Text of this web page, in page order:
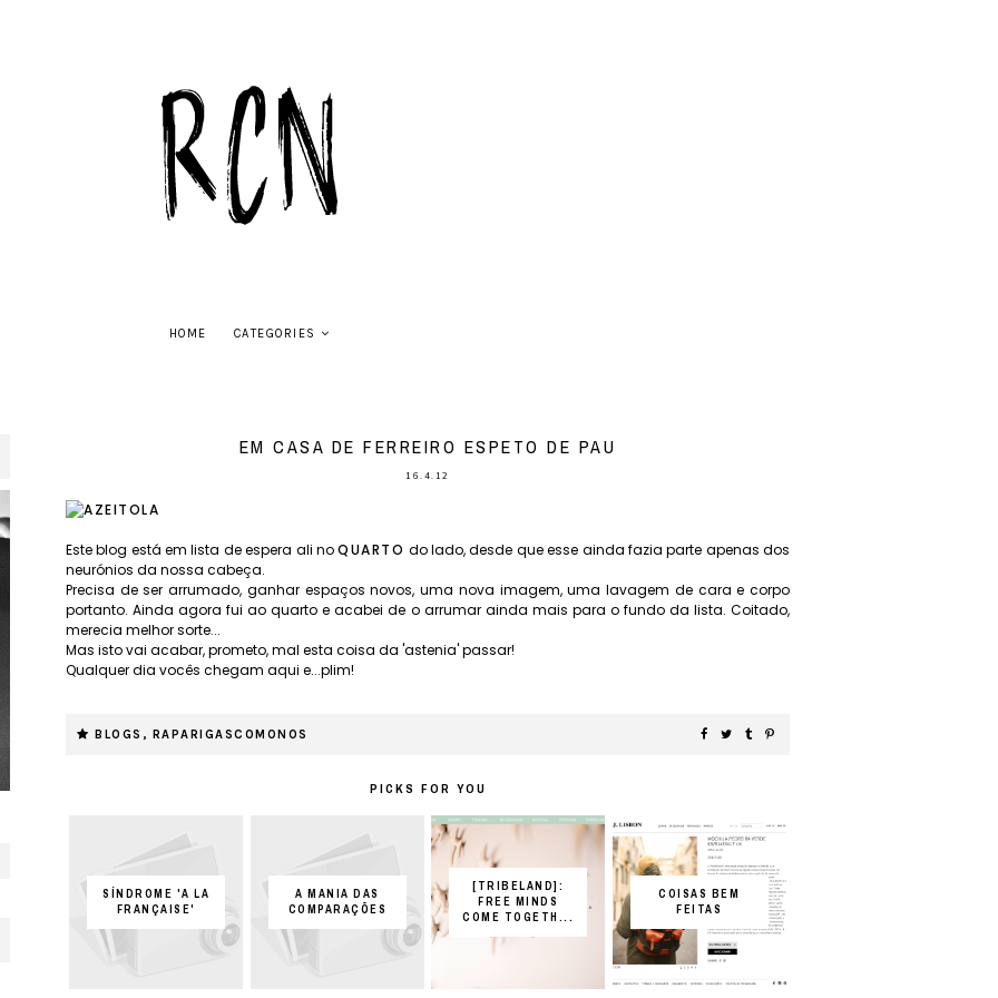
HOME CATEGORIES
EM CASA DE FERREIRO ESPETO DE PAU
16.4.12
Este blog está em lista de espera ali noQUARTO do lado, desde que esse ainda fazia parte apenas dos
neurónios da nossa cabeça.
Precisa de ser arrumado, ganhar espaços novos, uma nova imagem, uma lavagem de cara e corpo
portanto. Ainda agora fui ao quarto e acabei de o arrumar ainda mais para o fundo da lista. Coitado,
merecia melhor sorte...
Mas isto vai acabar, prometo, mal esta coisa da 'astenia' passar!
Qualquer dia vocês chegam aqui e...plim!
BLOGS , RAPARIGASCOMONOS
PICKS FOR YOU
SÍNDROME 'A LA
FRANÇAISE'
A MANIA DAS
COMPARAÇÕES
[TRIBELAND]:
FREE MINDS
COME TOGETH...
COISAS BEM
FEITAS